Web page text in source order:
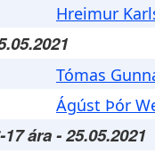
Hreimur
Tómas
Ágúst Þór
ára - 25.05.2021